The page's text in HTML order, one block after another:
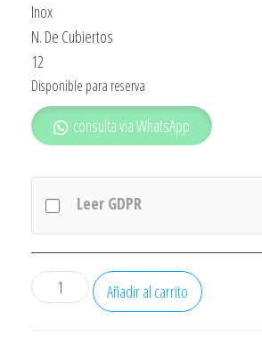
Inox
N. De Cubiertos
12
Disponible para reserva
consulta via WhatsApp
Leer GDPR
Lavavajillas
Balay
Añadir al carrito